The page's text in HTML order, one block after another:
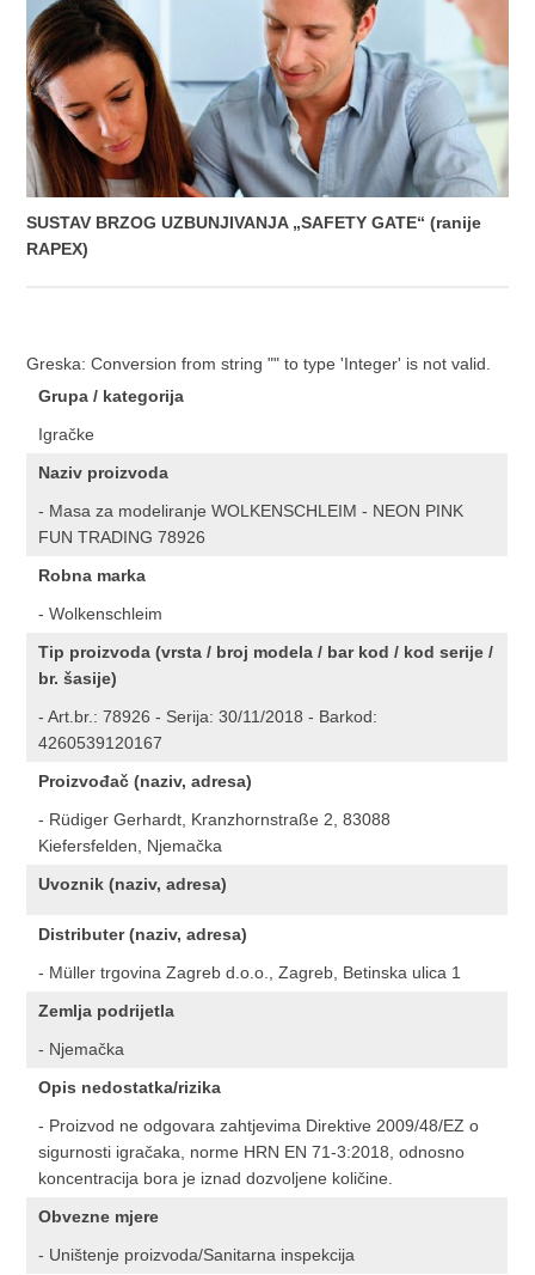
SUSTAV BRZOG UZBUNJIVANJA „SAFETY GATE“ (ranije
RAPEX)
Greska: Conversion from string "" to type 'Integer' is not valid.
Grupa / kategorija
Igračke
Naziv proizvoda
- Masa za modeliranje WOLKENSCHLEIM - NEON PINK
FUN TRADING 78926
Robna marka
- Wolkenschleim
Tip proizvoda (vrsta / broj modela / bar kod / kod serije /
br. šasije)
- Art.br.: 78926 - Serija: 30/11/2018 - Barkod:
4260539120167
Proizvođač (naziv, adresa)
- Rüdiger Gerhardt, Kranzhornstraße 2, 83088
Kiefersfelden, Njemačka
Uvoznik (naziv, adresa)
Distributer (naziv, adresa)
- Müller trgovina Zagreb d.o.o., Zagreb, Betinska ulica 1
Zemlja podrijetla
- Njemačka
Opis nedostatka/rizika
- Proizvod ne odgovara zahtjevima Direktive 2009/48/EZ o
sigurnosti igračaka, norme HRN EN 71-3:2018, odnosno
koncentracija bora je iznad dozvoljene količine.
Obvezne mjere
- Uništenje proizvoda/Sanitarna inspekcija